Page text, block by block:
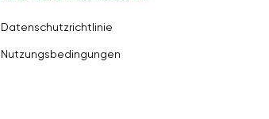
Datenschutzrichtlinie
Nutzungsbedingungen